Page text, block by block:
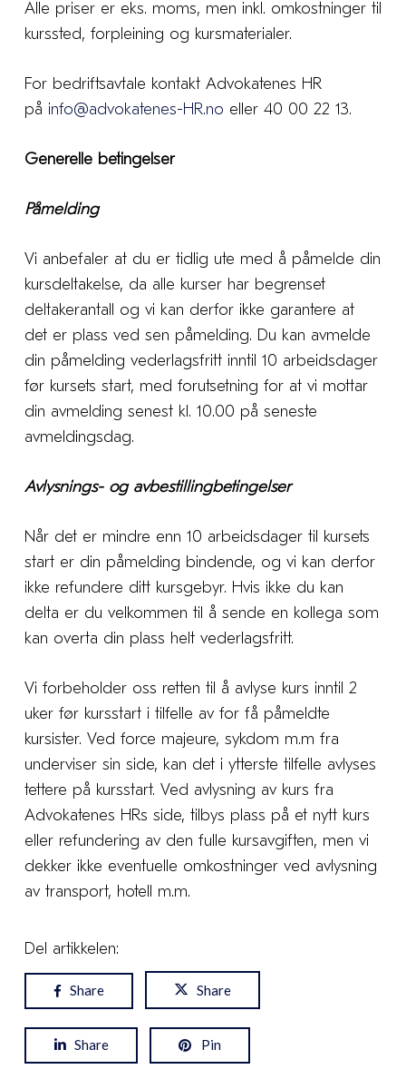
Alle priser er eks. moms, men inkl. omkostninger til
kurssted, forpleining og kursmaterialer.
For bedriftsavtale kontakt Advokatenes HR
på info@advokatenes-HR.no eller 40 00 22 13.
Generelle betingelser
Påmelding
Vi anbefaler at du er tidlig ute med å påmelde din
kursdeltakelse, da alle kurser har begrenset
deltakerantall og vi kan derfor ikke garantere at
det er plass ved sen påmelding. Du kan avmelde
din påmelding vederlagsfritt inntil 10 arbeidsdager
før kursets start, med forutsetning for at vi mottar
din avmelding senest kl. 10.00 på seneste
avmeldingsdag.
Avlysnings- og avbestillingbetingelser
Når det er mindre enn 10 arbeidsdager til kursets
start er din påmelding bindende, og vi kan derfor
ikke refundere ditt kursgebyr. Hvis ikke du kan
delta er du velkommen til å sende en kollega som
kan overta din plass helt vederlagsfritt.
Vi forbeholder oss retten til å avlyse kurs inntil 2
uker før kursstart i tilfelle av for få påmeldte
kursister. Ved force majeure, sykdom m.m fra
underviser sin side, kan det i ytterste tilfelle avlyses
tettere på kursstart. Ved avlysning av kurs fra
Advokatenes HRs side, tilbys plass på et nytt kurs
eller refundering av den fulle kursavgiften, men vi
dekker ikke eventuelle omkostninger ved avlysning
av transport, hotell m.m.
Del artikkelen:
Share Share
Share Pin